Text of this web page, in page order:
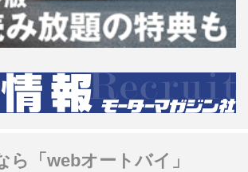
ら「webオートバイ」